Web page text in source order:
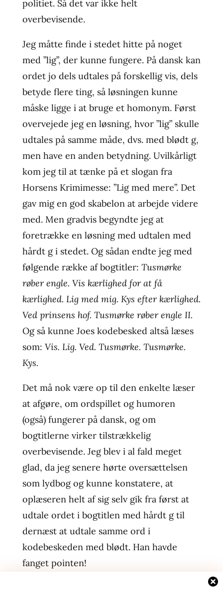
politiet. Så det var ikke helt
overbevisende.
Jeg måtte finde i stedet hitte på noget
med ”lig”, der kunne fungere. På dansk kan
ordet jo dels udtales på forskellig vis, dels
betyde flere ting, så løsningen kunne
måske ligge i at bruge et homonym. Først
overvejede jeg en løsning, hvor ”lig” skulle
udtales på samme måde, dvs. med blødt g,
men have en anden betydning. Uvilkårligt
kom jeg til at tænke på et slogan fra
Horsens Krimimesse: ”Lig med mere”. Det
gav mig en god skabelon at arbejde videre
med. Men gradvis begyndte jeg at
foretrække en løsning med udtalen med
hårdt g i stedet. Og sådan endte jeg med
følgende række af bogtitler: Tusmørke
røber engle. Vis kærlighed for at få
kærlighed. Lig med mig. Kys efter kærlighed.
Ved prinsens hof. Tusmørke røber engle II.
Og så kunne Joes kodebesked altså læses
som: Vis. Lig. Ved. Tusmørke. Tusmørke.
Kys.
Det må nok være op til den enkelte læser
at afgøre, om ordspillet og humoren
(også) fungerer på dansk, og om
bogtitlerne virker tilstrækkelig
overbevisende. Jeg blev i al fald meget
glad, da jeg senere hørte oversættelsen
som lydbog og kunne konstatere, at
oplæseren helt af sig selv gik fra først at
udtale ordet i bogtitlen med hårdt g til
dernæst at udtale samme ord i
kodebeskeden med blødt. Han havde
fanget pointen!